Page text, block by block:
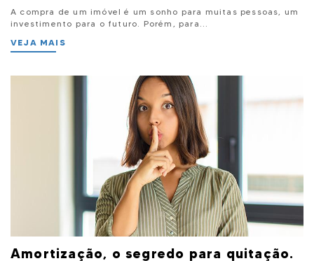
A compra de um imóvel é um sonho para muitas pessoas, um
investimento para o futuro. Porém, para...
VEJA MAIS
Amortização, o segredo para quitação.